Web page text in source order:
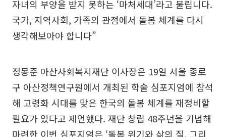
자녀의 부양을 받지 못하는 ‘마처세대’라고 불립니다.
국가, 지역사회, 가족의 관점에서 돌봄 체계를 다시
생각해보아야 합니다”
정몽준 아산사회복지재단 이사장은 19일 서울 종로
구 아산정책연구원에서 개최된 학술 심포지엄에 참석
해 고령화 시대를 맞은 한국의 돌봄 체계를 재정비할
필요가 있다고 제언했다. 재단 창립 48주년을 기념해
마련한 이번 심포지엄은 ‘돌봄 위기와 삶의 질, 그리